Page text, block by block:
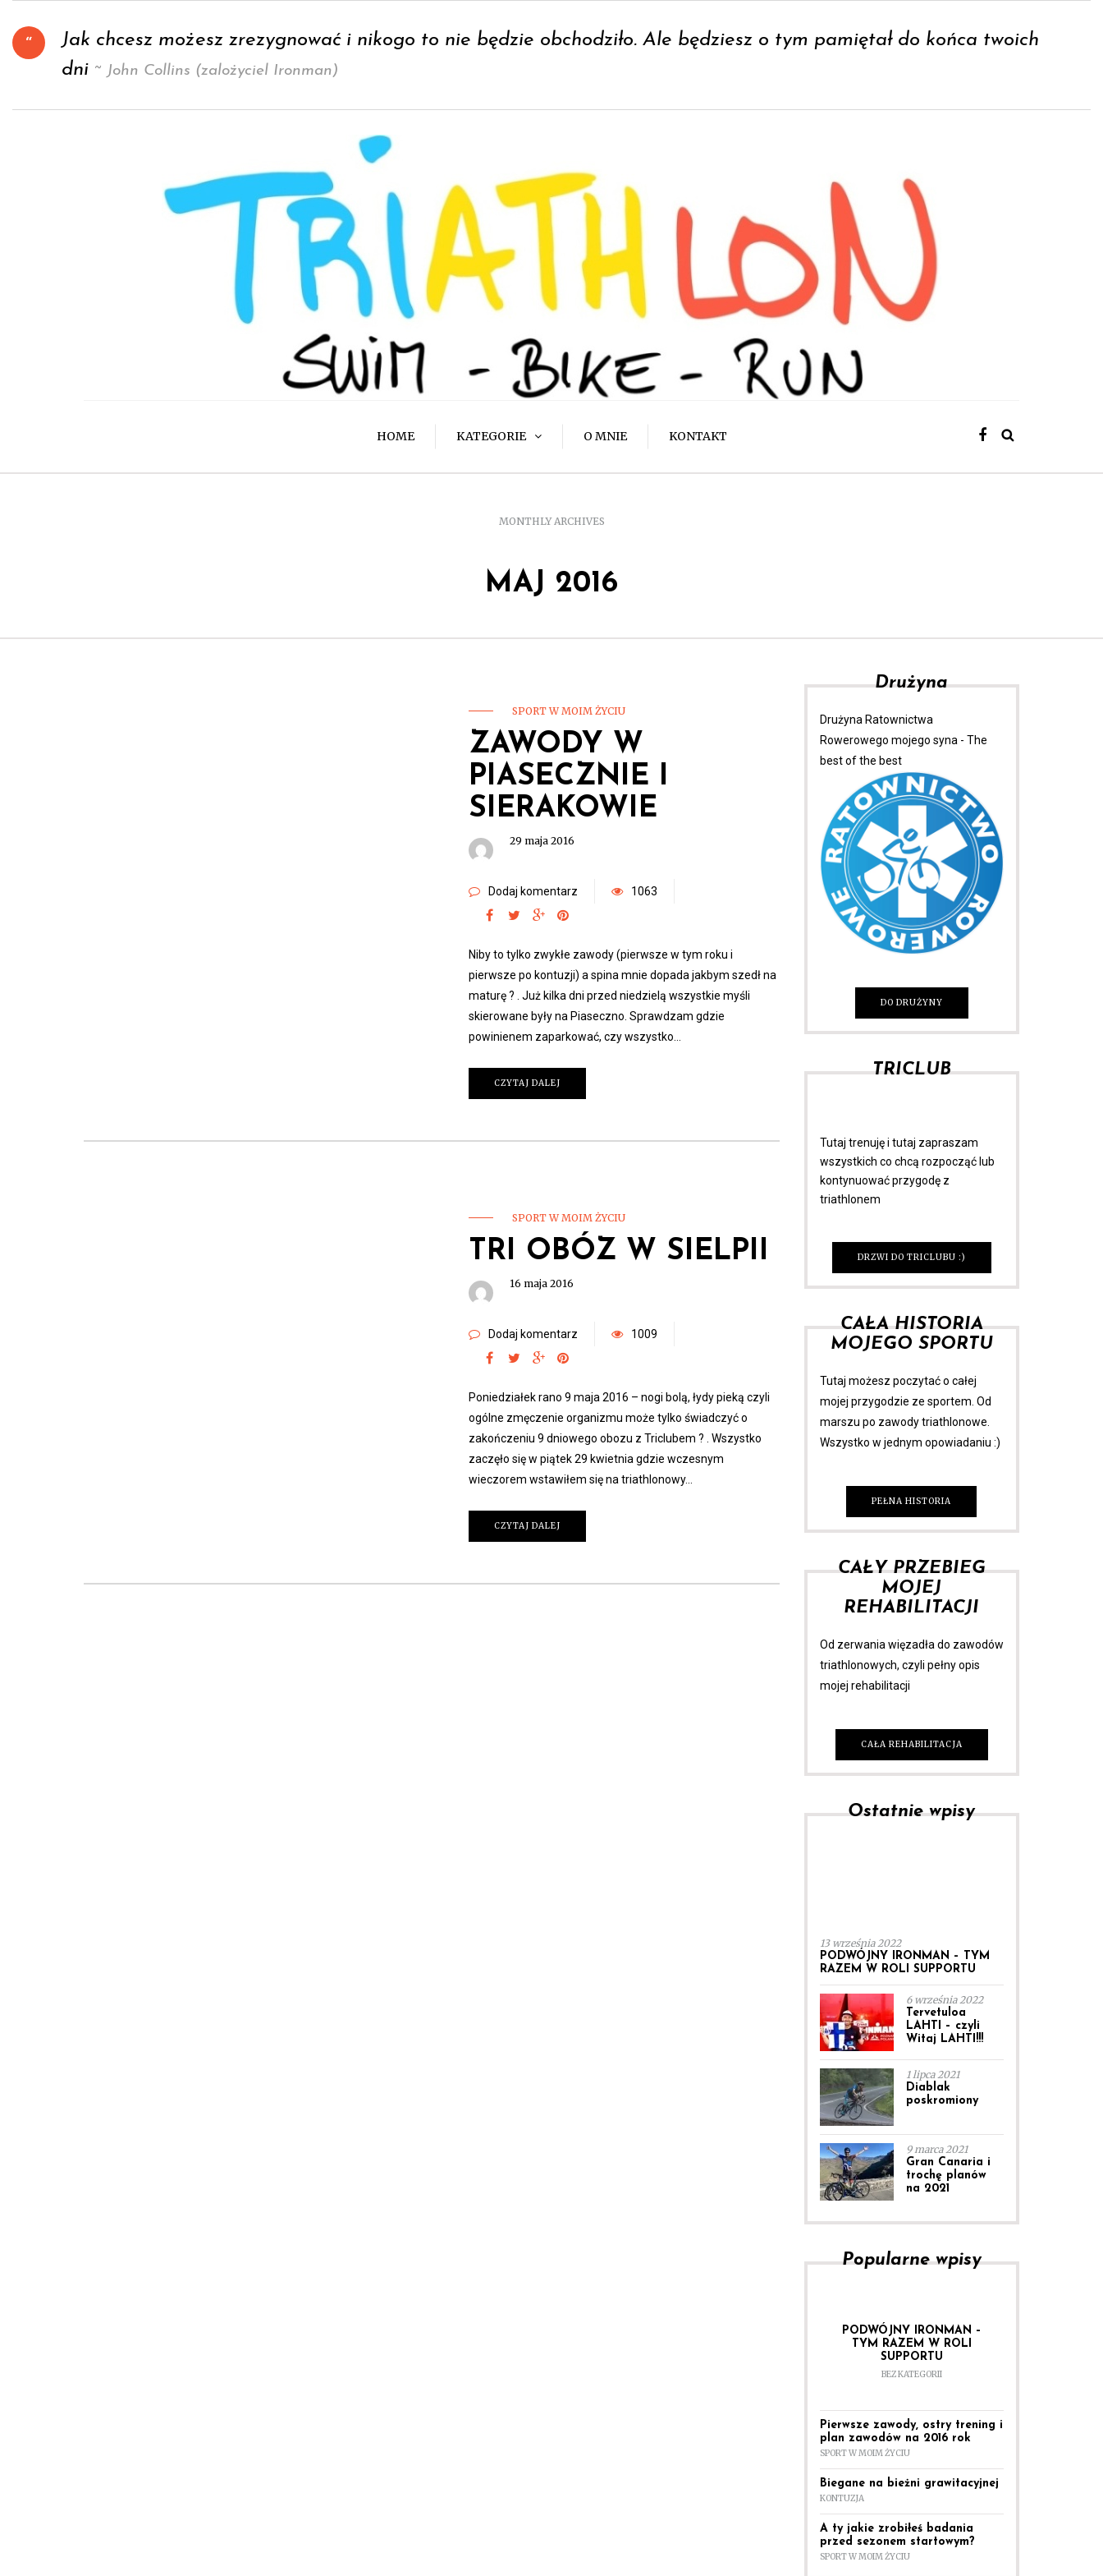
Jak chcesz możesz zrezygnować i nikogo to nie będzie obchodziło. Ale będziesz o tym pamiętał do końca twoich
dni ~ John Collins (zalożyciel Ironman)
HOME KATEGORIE O MNIE KONTAKT
MONTHLY ARCHIVES
MAJ 2016
SPORT W MOIM ŻYCIU
ZAWODY W
PIASECZNIE I
SIERAKOWIE
29 maja 2016
Dodaj komentarz 1063
Niby to tylko zwykłe zawody (pierwsze w tym roku i
pierwsze po kontuzji) a spina mnie dopada jakbym szedł na
maturę ? . Już kilka dni przed niedzielą wszystkie myśli
skierowane były na Piaseczno. Sprawdzam gdzie
powinienem zaparkować, czy wszystko…
CZYTAJ DALEJ
SPORT W MOIM ŻYCIU
TRI OBÓZ W SIELPII
16 maja 2016
Dodaj komentarz 1009
Poniedziałek rano 9 maja 2016 – nogi bolą, łydy pieką czyli
ogólne zmęczenie organizmu może tylko świadczyć o
zakończeniu 9 dniowego obozu z Triclubem ? . Wszystko
zaczęło się w piątek 29 kwietnia gdzie wczesnym
wieczorem wstawiłem się na triathlonowy…
CZYTAJ DALEJ
Drużyna
Drużyna Ratownictwa
Rowerowego mojego syna - The
best of the best
DO DRUŻYNY
TRICLUB
Tutaj trenuję i tutaj zapraszam
wszystkich co chcą rozpocząć lub
kontynuować przygodę z
triathlonem
DRZWI DO TRICLUBU :)
CAŁA HISTORIA
MOJEGO SPORTU
Tutaj możesz poczytać o całej
mojej przygodzie ze sportem. Od
marszu po zawody triathlonowe.
Wszystko w jednym opowiadaniu :)
PEŁNA HISTORIA
CAŁY PRZEBIEG
MOJEJ
REHABILITACJI
Od zerwania więzadła do zawodów
triathlonowych, czyli pełny opis
mojej rehabilitacji
CAŁA REHABILITACJA
Ostatnie wpisy
13 września 2022
PODWÓJNY IRONMAN – TYM
RAZEM W ROLI SUPPORTU
6 września 2022
Tervetuloa
LAHTI – czyli
Witaj LAHTI!!!
1 lipca 2021
Diablak
poskromiony
9 marca 2021
Gran Canaria i
trochę planów
na 2021
Popularne wpisy
PODWÓJNY IRONMAN –
TYM RAZEM W ROLI
SUPPORTU
BEZ KATEGORII
Pierwsze zawody, ostry trening i
plan zawodów na 2016 rok
SPORT W MOIM ŻYCIU
Biegane na bieżni grawitacyjnej
KONTUZJA
A ty jakie zrobiłeś badania
przed sezonem startowym?
SPORT W MOIM ŻYCIU